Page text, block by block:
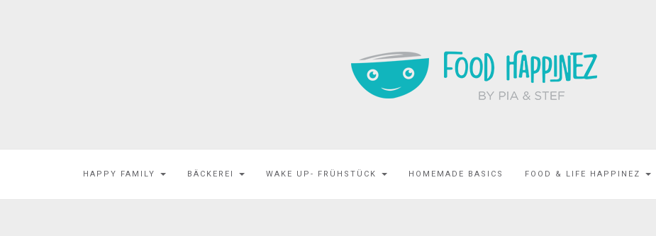
HAPPY FAMILY BÄCKEREI WAKE UP- FRÜHSTÜCK HOMEMADE BASICS FOOD & LIFE HAPPINEZ